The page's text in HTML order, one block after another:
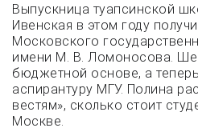
Выпускница туапсинской
Ивенская в этом году
Московского
имени М. В. Ломоносова.
бюджетной основе, а
аспирантуру МГУ. Полина
вестям», сколько стоит
Москве.